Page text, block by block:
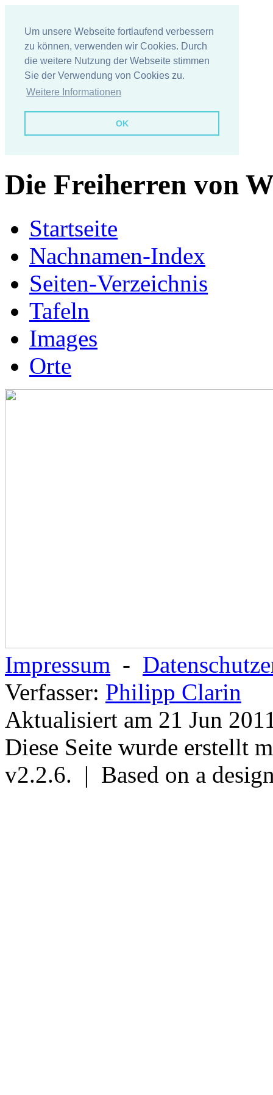
Um unsere Webseite fortlaufend verbessern
zu können, verwenden wir Cookies. Durch
die weitere Nutzung der Webseite stimmen
Sie der Verwendung von Cookies zu.
Weitere Informationen
OK
Die Freiherren von
Startseite
Nachnamen-Index
Seiten-Verzeichnis
Tafeln
Images
Orte
Impressum -
Verfasser: Philipp Clarin
Aktualisiert am 21 Jun
Diese Seite wurde erstellt
v2.2.6. | Based on a